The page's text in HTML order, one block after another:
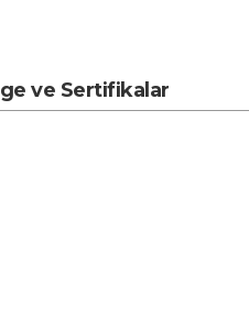
ve Sertifikalar